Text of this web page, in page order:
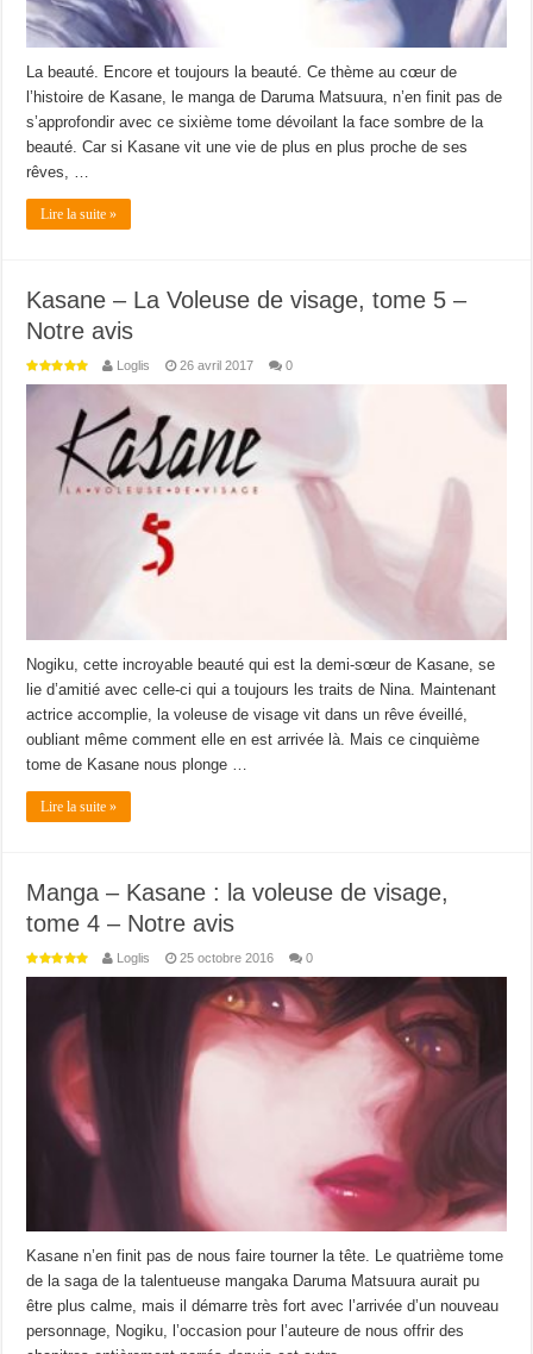
La beauté. Encore et toujours la beauté. Ce thème au cœur de
l’histoire de Kasane, le manga de Daruma Matsuura, n’en finit pas de
s’approfondir avec ce sixième tome dévoilant la face sombre de la
beauté. Car si Kasane vit une vie de plus en plus proche de ses
rêves, …
Lire la suite »
Kasane – La Voleuse de visage, tome 5 –
Notre avis
Loglis 26 avril 2017 0
Nogiku, cette incroyable beauté qui est la demi-sœur de Kasane, se
lie d’amitié avec celle-ci qui a toujours les traits de Nina. Maintenant
actrice accomplie, la voleuse de visage vit dans un rêve éveillé,
oubliant même comment elle en est arrivée là. Mais ce cinquième
tome de Kasane nous plonge …
Lire la suite »
Manga – Kasane : la voleuse de visage,
tome 4 – Notre avis
Loglis 25 octobre 2016 0
Kasane n’en finit pas de nous faire tourner la tête. Le quatrième tome
de la saga de la talentueuse mangaka Daruma Matsuura aurait pu
être plus calme, mais il démarre très fort avec l’arrivée d’un nouveau
personnage, Nogiku, l’occasion pour l’auteure de nous offrir des